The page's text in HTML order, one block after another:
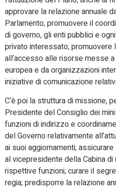
approvare la relazione annuale
Parlamento; promuovere il
di governo, gli enti pubblici e
privato interessato;
all’accesso alle risorse messe
europea e da organizzazioni
iniziative di comunicazione
C’è poi la struttura di missione,
Presidente del Consiglio dei
funzioni di indirizzo e
del Governo relativamente
ai suoi aggiornamenti;
al vicepresidente della Cabina
rispettive funzioni; curare il
regia; predisporre la relazione